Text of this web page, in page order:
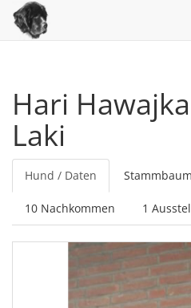
Hari
Laki
Hund / Daten Stammbaum
10 Nachkommen 1